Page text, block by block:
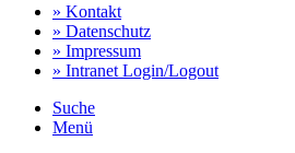
» Kontakt
» Datenschutz
» Impressum
» Intranet Login/Logout
Suche
Menü